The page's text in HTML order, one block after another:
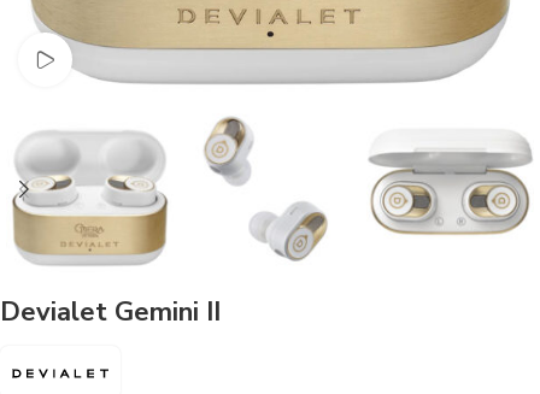
Watch video
Devialet Gemini II